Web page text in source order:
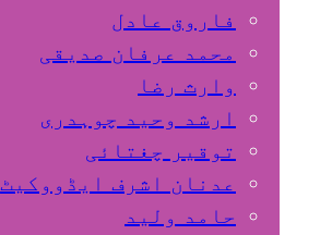
فاروق عادل
محمد عرفان صدیقی
وارث رضا
ارشد وحید چوہدری
توقیر چغتائی
عدنان اشرف ایڈووکیٹ
حامد ولید